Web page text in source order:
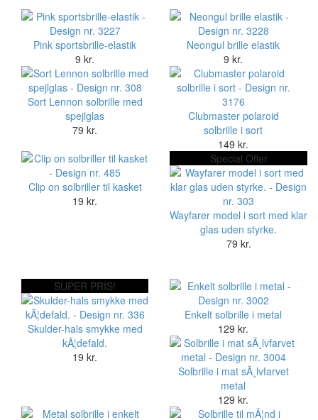
Pink sportsbrille-elastik
9 kr.
Neongul brille elastik
9 kr.
Sort Lennon solbrille med
spejlglas
79 kr.
Clubmaster polaroid
solbrille i sort
149 kr.
Clip on solbriller til kasket
19 kr.
Special Offer
Wayfarer model i sort med klar
glas uden styrke.
79 kr.
Skulder-hals smykke med
kÃ¦defald.
19 kr.
Enkelt solbrille i metal
129 kr.
Solbrille i mat sÃ¸lvfarvet
metal
129 kr.